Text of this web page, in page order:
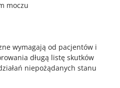
moczu
wymagają od pacjentów i
długą listę skutków
niepożądanych stanu